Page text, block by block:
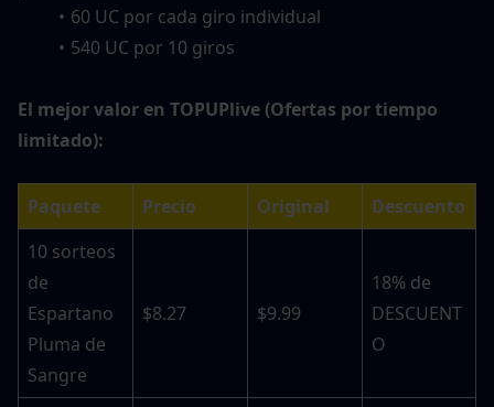
60 UC por cada giro individual
540 UC por 10 giros
El mejor valor en TOPUPlive (Ofertas por tiempo
limitado):
Paquete Precio Original
Descuento
10 sorteos
de
Espartano
Pluma de
Sangre
$8.27 $9.99
18% de
DESCUENT
O